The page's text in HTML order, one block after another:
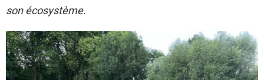
son écosystème.